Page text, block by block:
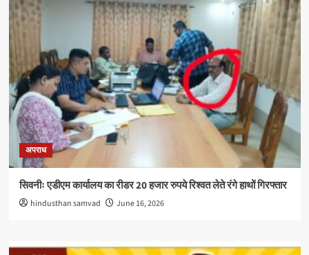
अपराध
सिवनीः एडीएम कार्यालय का रीडर 20 हजार रुपये रिश्वत लेते रंगे हाथों गिरफ्तार
hindusthan samvad June 16, 2026